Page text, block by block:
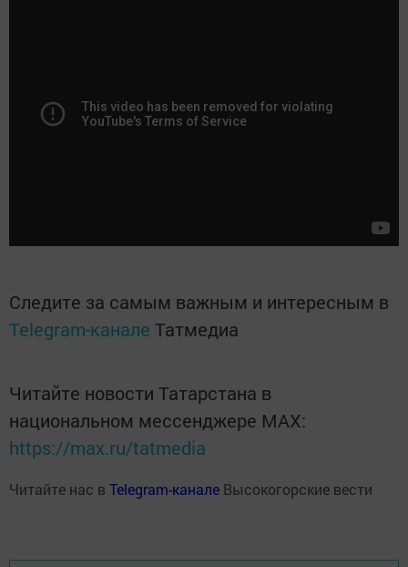
Следите за самым важным и интересным в
Telegram-канале Татмедиа
Читайте новости Татарстана в
национальном мессенджере MАХ:
https://max.ru/tatmedia
Читайте нас в Telegram-канале Высокогорские вести